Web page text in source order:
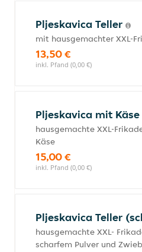
Pljeskavica Teller
mit hausgemachter XXL-
13,50 €
inkl. Pfand (0,00 €)
Pljeskavica mit Käse
hausgemachte XXL-
Käse
15,00 €
inkl. Pfand (0,00 €)
Pljeskavica Teller
hausgemachte XXL-
scharfem Pulver und